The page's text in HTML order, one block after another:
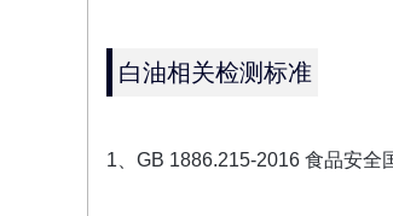
白油相关检测标准
1、GB 1886.215-2016 食品安全